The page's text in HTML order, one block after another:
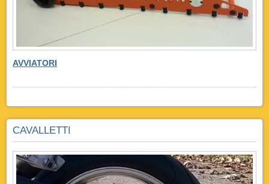
AVVIATORI
CAVALLETTI